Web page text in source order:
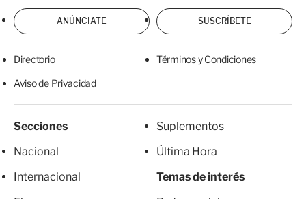
ANÚNCIATE SUSCRÍBETE
Directorio Términos y Condiciones
Aviso de Privacidad
Secciones
Nacional
Internacional
Suplementos
Última Hora
Temas de interés